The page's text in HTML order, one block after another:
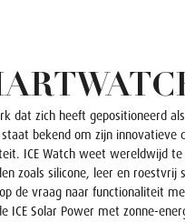
dat zich heeft gepositioneerd
bekend om zijn innovatieve
ICE Watch weet wereldwijd te
zoals silicone, leer en roestvrij
de vraag naar functionaliteit
ICE Solar Power met zonne-